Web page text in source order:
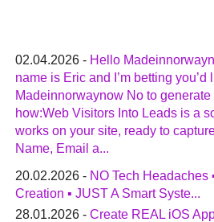
02.04.2026 - Hello
name is Eric and I’m betting
Madeinnorwaynow No to generate
how:Web Visitors Into Leads is a
works on your site, ready to
Name, Email a...
20.02.2026 - NO Tech Headaches
Creation ▪ JUST A Smart Syste...
28.01.2026 - Create REAL iOS